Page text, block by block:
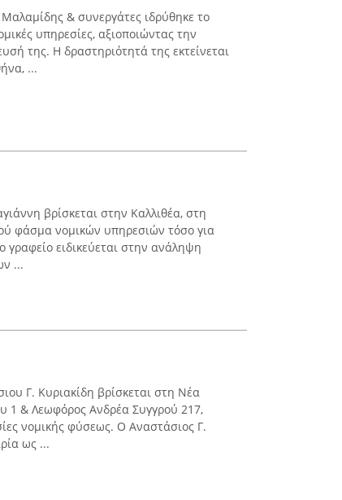
& συνεργάτες ιδρύθηκε το
υπηρεσίες, αξιοποιώντας την
της. Η δραστηριότητά της εκτείνεται
...
βρίσκεται στην Καλλιθέα, στη
φάσμα νομικών υπηρεσιών τόσο για
γραφείο ειδικεύεται στην ανάληψη
...
Γ. Κυριακίδη βρίσκεται στη Νέα
1 & Λεωφόρος Ανδρέα Συγγρού 217,
νομικής φύσεως. Ο Αναστάσιος Γ.
ως ...